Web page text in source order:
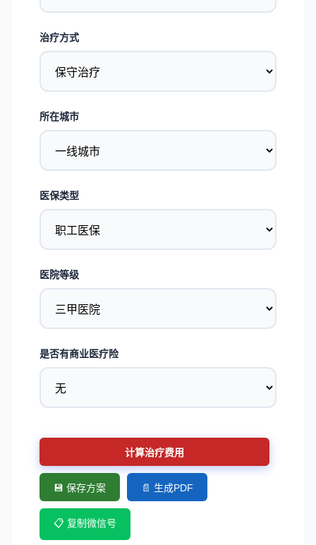
治疗方式
所在城市
医保类型
医院等级
是否有商业医疗险
计算治疗费用
💾 保存方案 📄 生成PDF
📋 复制微信号